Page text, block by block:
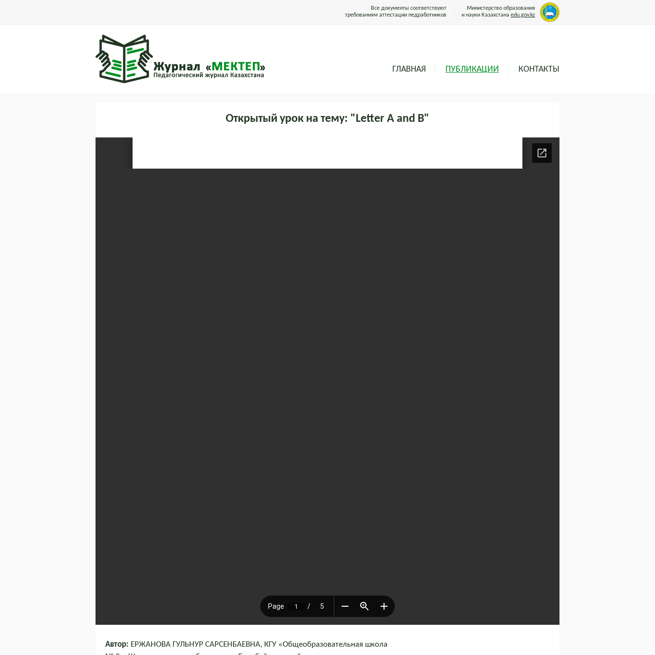
Все документы соответствуют
требованиям аттестации педработников
Министерство образования
и науки Казахстана edu.gov.kz
ГЛАВНАЯ ПУБЛИКАЦИИ КОНТАКТЫ
Открытый урок на тему: "Letter A and B"
Автор: ЕРЖАНОВА ГУЛЬНУР САРСЕНБАЕВНА, КГУ «Общеобразовательная школа